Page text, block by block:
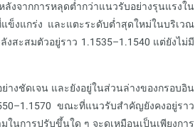
จากการหลุดต่ำกว่าแนวรับอย่างรุนแรงใน
ข็งแกร่ง และแตะระดับต่ำสุดใหม่ในบริเวณ
สะสมตัวอยู่ราว 1.1535–1.1540 แต่ยังไม่มี
างชัดเจน และยังอยู่ในส่วนล่างของกรอบอิน
ขณะที่แนวรับสำคัญยังคงอยู่ราว
นการปรับขึ้นใด ๆ จะดูเหมือนเป็นเพียงการ